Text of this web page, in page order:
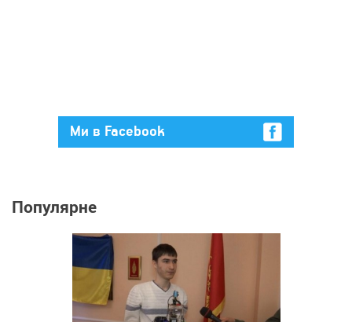
Ми в Facebook
Популярне